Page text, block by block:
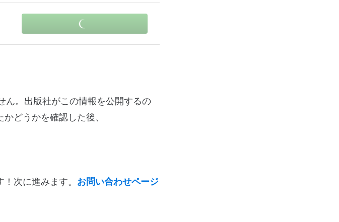
ん。出版社がこの情報を公開するの
どうかを確認した後、
次に進みます。 お問い合わせページ